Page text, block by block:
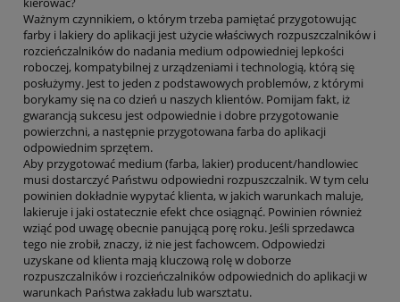
Ważnym czynnikiem, o którym trzeba pamiętać przygotowując
farby i lakiery do aplikacji jest użycie właściwych rozpuszczalników i
rozcieńczalników do nadania medium odpowiedniej lepkości
roboczej, kompatybilnej z urządzeniami i technologią, którą się
posłużymy. Jest to jeden z podstawowych problemów, z którymi
borykamy się na co dzień u naszych klientów. Pomijam fakt, iż
gwarancją sukcesu jest odpowiednie i dobre przygotowanie
powierzchni, a następnie przygotowana farba do aplikacji
odpowiednim sprzętem.
Aby przygotować medium (farba, lakier) producent/handlowiec
musi dostarczyć Państwu odpowiedni rozpuszczalnik. W tym celu
powinien dokładnie wypytać klienta, w jakich warunkach maluje,
lakieruje i jaki ostatecznie efekt chce osiągnąć. Powinien również
wziąć pod uwagę obecnie panującą porę roku. Jeśli sprzedawca
tego nie zrobił, znaczy, iż nie jest fachowcem. Odpowiedzi
uzyskane od klienta mają kluczową rolę w doborze
rozpuszczalników i rozcieńczalników odpowiednich do aplikacji w
warunkach Państwa zakładu lub warsztatu.